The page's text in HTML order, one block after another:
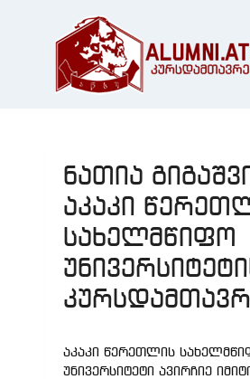
ნათია
აკაკი
სახელმწიფო
აკაკი წერეთლის
უნივერსიტეტი ავირჩიე